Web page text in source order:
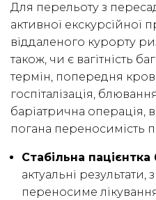
Для перельоту з
активної екскурсійної
віддаленого курорту
також, чи є вагітність
термін, попередня
госпіталізація,
баріатрична операція,
погана переносимість
Стабільна
актуальні результати,
переносиме